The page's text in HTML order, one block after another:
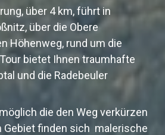
über 4 km, führt in
über die Obere
Höhenweg, rund um die
bietet Ihnen traumhafte
und die Radebeuler
die den Weg verkürzen
Gebiet finden sich malerische